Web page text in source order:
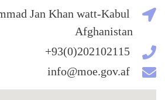
Jan Khan watt-Kabul
Afghanistan
202102115(0)93+
info@moe.gov.af